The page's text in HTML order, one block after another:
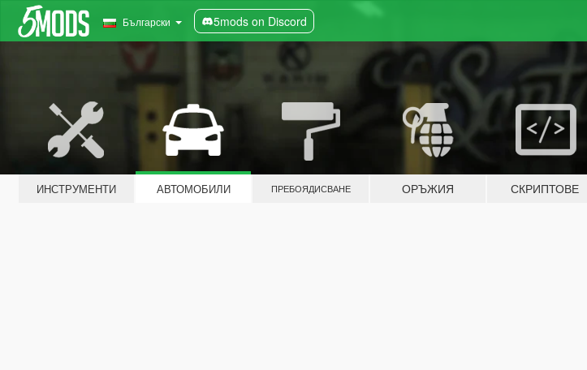
Български 5mods on Discord
ИНСТРУМЕНТИ АВТОМОБИЛИ ПРЕБОЯДИСВАНЕ ОРЪЖИЯ СКРИПТОВЕ